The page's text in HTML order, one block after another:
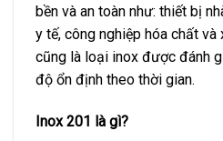
bền và an toàn như: thiết bị
y tế, công nghiệp hóa chất
cũng là loại inox được đánh
độ ổn định theo thời gian.
Inox 201 là gì?